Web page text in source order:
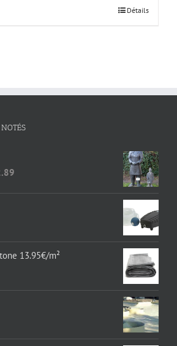
Détails
€1,652.89
13.95€/m²